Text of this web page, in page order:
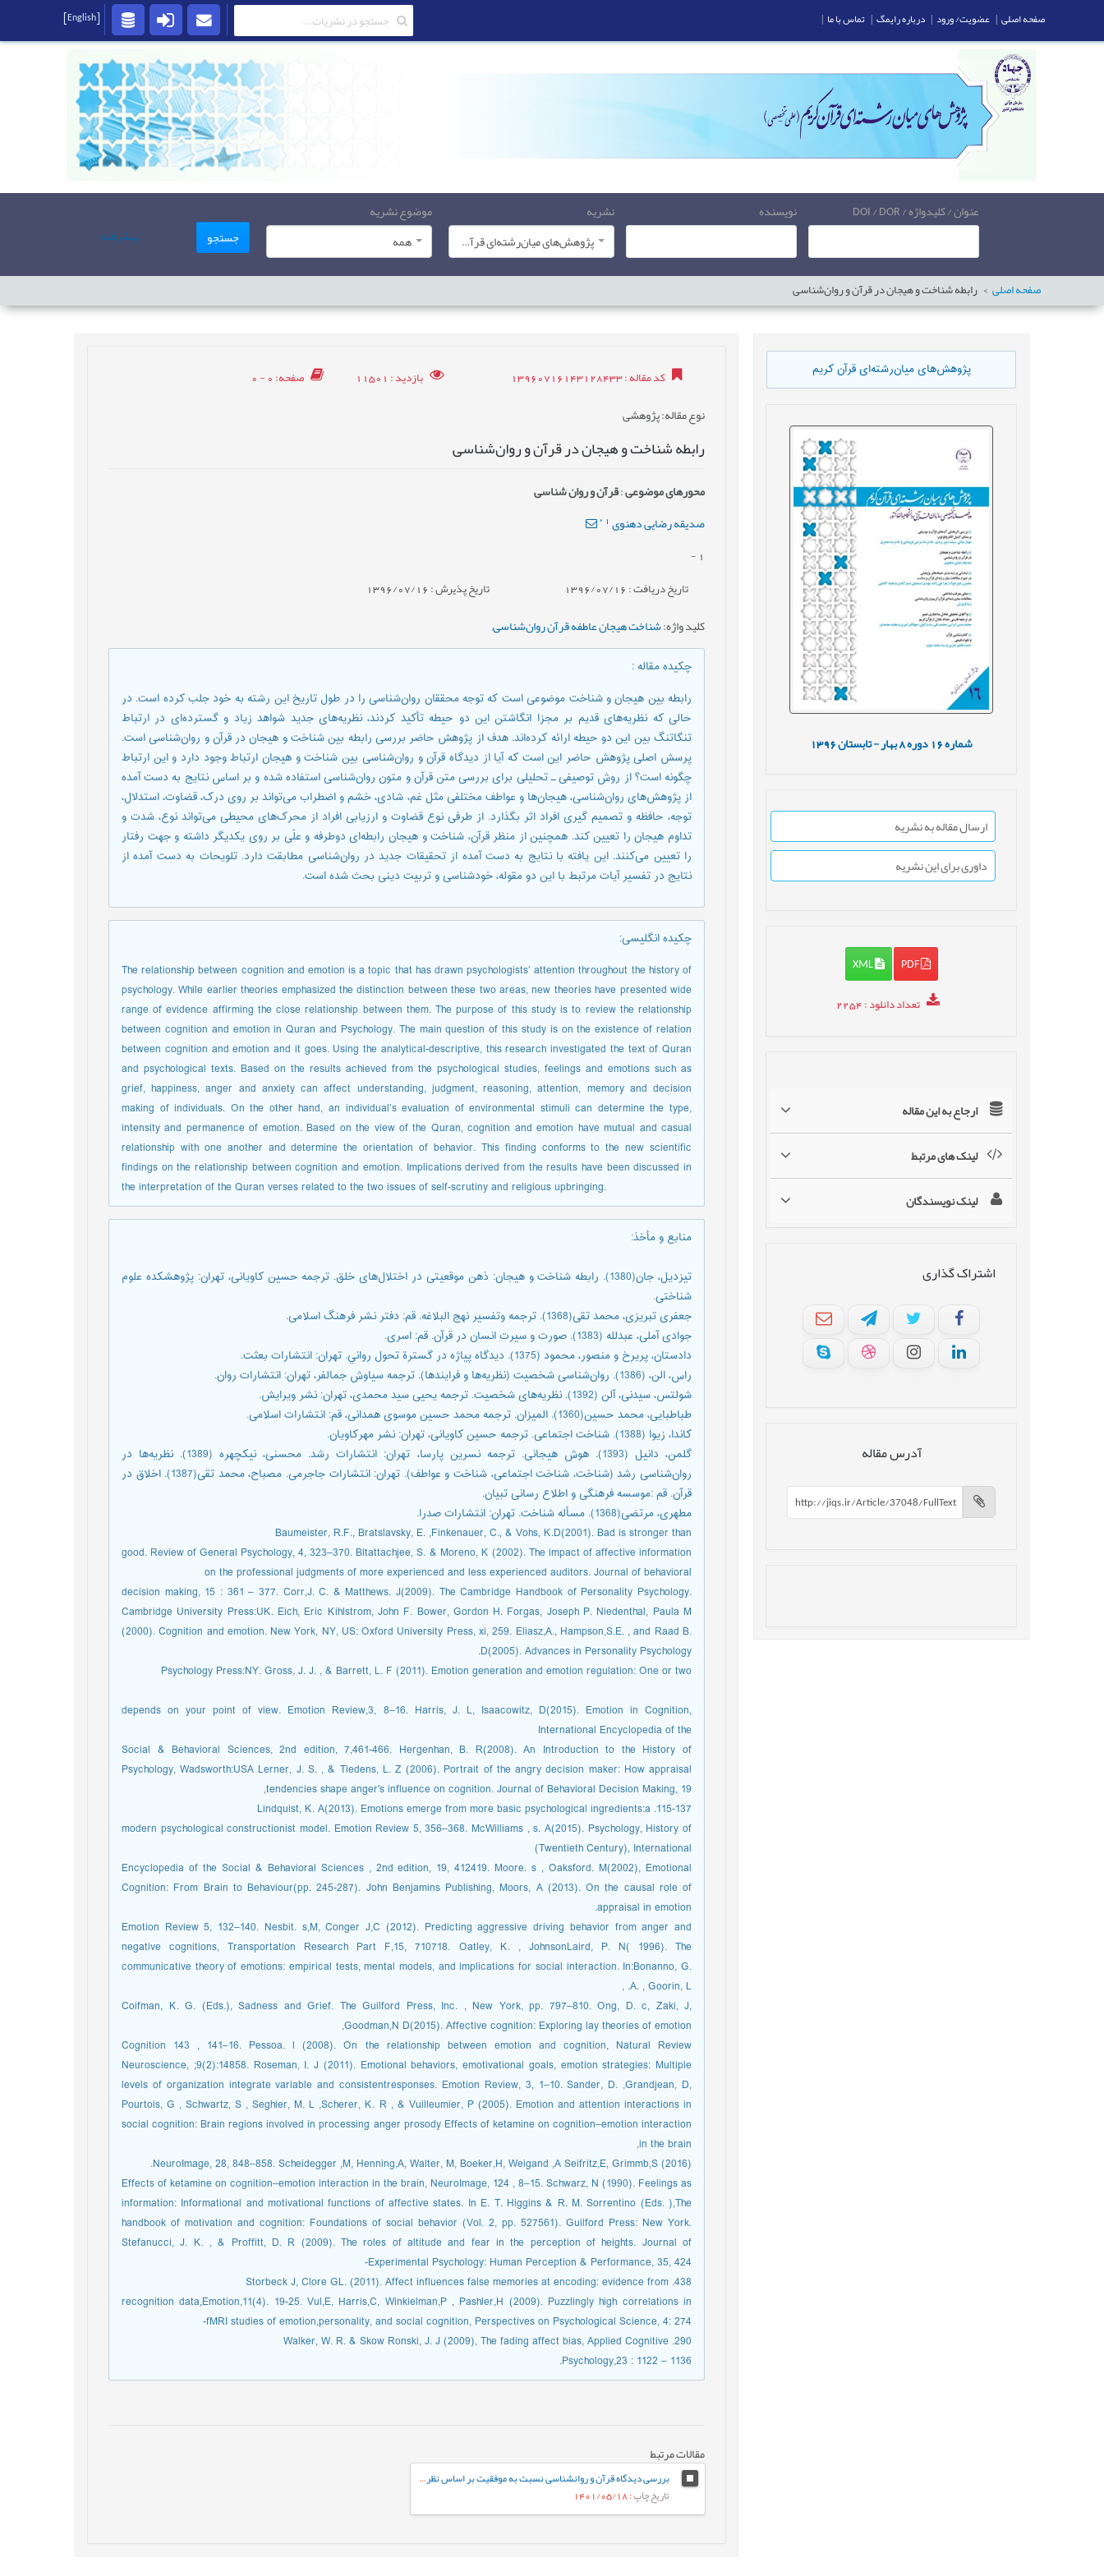
عنوان / کلیدواژه / DOI / DOR نویسنده
نشریه
پژوهش‌های میان‌رشته‌ای قرآن کریم
موضوع نشریه
همه
جستجو پیشرفته
صفحه اصلی رابطه شناخت و هیجان در قرآن و روان‌شناسی
پژوهش‌های میان‌رشته‌ای قرآن کریم
شماره دوره بهار - تابستان1396
ارسال مقاله به نشریه
داوری برای این نشریه
PDF
XML
تعداد دانلود: 2254
ارجاع به این مقاله
لینک های مرتبط
لینک نویسندگان
اشتراک گذاری
آدرس مقاله
کد مقاله: 13960716143128433 بازدید: 11501 صفحه: 0 - 0
نوع مقاله: پژوهشی
رابطه شناخت و هیجان در قرآن و روان‌شناسی
محورهای موضوعی:قرآن و روان شناسی
صدیقه رضایی دهنوی 1
*
1
-
تاریخ دریافت : 1396/07/16 تاریخ پذیرش : 1396/07/16
کلید واژه:شناخت هیجان عاطفه قرآن روان‌شناسی,
چکیده مقاله:
رابطه بین هیجان و شناخت موضوعی است که توجه محققان روان‌شناسی را در طول تاریخ این رشته به خود جلب کرده است. در
حالی که نظریه‌های قدیم بر مجزا انگاشتن این دو حیطه تأکید کردند، نظریه‌های جدید شواهد زیاد و گسترده‌ای در ارتباط
تنگاتنگ بین این دو حیطه ارائه کرده‌اند. هدف از پژوهش حاضر بررسی رابطه بین شناخت و هیجان در قرآن و روان‌شناسی است.
پرسش اصلی پژوهش حاضر این است که آیا از دیدگاه قرآن و روان‌شناسی بین شناخت و هیجان ارتباط وجود دارد و این ارتباط
چگونه است؟ از روش توصیفی ـ تحلیلی برای بررسی متن قرآن و متون روان‌شناسی استفاده شده و بر اساس نتایج به دست آمده
از پژوهش‌های روان‌شناسی، هیجان‌ها و عواطف مختلفی مثل غم، شادی، خشم و اضطراب می‌تواند بر روی درک، قضاوت، استدلال،
توجه، حافظه و تصمیم گیری افراد اثر بگذارد. از طرفی نوع قضاوت و ارزیابی افراد از محرک‌های محیطی می‌تواند نوع، شدت و
تداوم هیجان را تعیین کند. همچنین از منظر قرآن، شناخت و هیجان رابطه‌ای دوطرفه و علّی بر روی یکدیگر داشته و جهت رفتار
را تعیین می‌کنند. این یافته با نتایج به دست آمده از تحقیقات جدید در روان‌شناسی مطابقت دارد. تلویحات به دست آمده از
نتایج در تفسیر آیات مرتبط با این دو مقوله، خودشناسی و تربیت دینی بحث شده است.
چکیده انگلیسی:
The relationship between cognition and emotion is a topic that has drawn psychologists’ attention throughout the history of
psychology. While earlier theories emphasized the distinction between these two areas, new theories have presented wide
range of evidence affirming the close relationship between them. The purpose of this study is to review the relationship
between cognition and emotion in Quran and Psychology. The main question of this study is on the existence of relation
between cognition and emotion and it goes. Using the analytical-descriptive, this research investigated the text of Quran
and psychological texts. Based on the results achieved from the psychological studies, feelings and emotions such as
grief, happiness, anger and anxiety can affect understanding, judgment, reasoning, attention, memory and decision
making of individuals. On the other hand, an individual’s evaluation of environmental stimuli can determine the type,
intensity and permanence of emotion. Based on the view of the Quran, cognition and emotion have mutual and casual
relationship with one another and determine the orientation of behavior. This finding conforms to the new scientific
findings on the relationship between cognition and emotion. Implications derived from the results have been discussed in
the interpretation of the Quran verses related to the two issues of self-scrutiny and religious upbringing.
منابع و مأخذ:
تیزدیل، جان(1380). رابطه شناخت و هیجان: ذهن موقعیتی در اختلال‌های خلق. ترجمه حسین کاویانی، تهران: پژوهشکده علوم
شناختی.
جعفری تبریزی، محمد تقی(1368). ترجمه وتفسیر نهج البلاغه. قم: دفتر نشر فرهنگ اسلامی.
جوادی آملی، عبدلله (1383). صورت و سیرت انسان در قرآن. قم: اسری.
دادستان، پریرخ و منصور، محمود (1375). ديدگاه پياژه در گسترة تحول رواني. تهران: انتشارات بعثت.
راس، الن، (1386). روان‌شناسی شخصیت (نظریه‌ها و فرایندها). ترجمه سیاوش جمالفر، تهران: انتشارات روان.
شولتس، سیدنی، آلن (1392). نظریه‌های شخصیت. ترجمه‌ یحیی سید محمدی، تهران: نشر ویرایش.
طباطبایی، محمد حسین(1360). المیزان. ترجمه محمد حسین موسوی همدانی، قم: انتشارات اسلامی.
کاندا، زیوا (1388). شناخت اجتماعی. ترجمه حسین کاویانی، تهران: نشر مهرکاویان.
گلمن، دانیل (1393). هوش هیجانی. ترجمه نسرین پارسا، تهران: انتشارات رشد. محسنی، نیکچهره (1389). نظریه‌ها در
روان‌شناسی رشد (شناخت، شناخت اجتماعی، شناخت و عواطف). تهران: انتشارات جاجرمی. مصباح، محمد تقی(1387). اخلاق در
قرآن. قم :موسسه فرهنگی و اطلاع رسانی تبیان.
مطهری، مرتضی(1368). مسأله شناخت. تهران: انتشارات صدرا.
Baumeister, R.F., Bratslavsky, E. ,Finkenauer, C., & Vohs, K.D(2001). Bad is stronger than
good. Review of General Psychology, 4, 323–370. Bltattachjee, S. & Moreno, K (2002). The impact of affective information
on the professional judgments of more experienced and less experienced auditors. Journal of behavioral
decision making, 15 : 361 – 377. Corr,J. C. & Matthews. J(2009). The Cambridge Handbook of Personality Psychology.
Cambridge University Press:UK. Eich, Eric Kihlstrom, John F. Bower, Gordon H. Forgas, Joseph P. Niedenthal, Paula M
(2000). Cognition and emotion. New York, NY, US: Oxford University Press, xi, 259. Eliasz,A., Hampson,S.E. , and Raad B.
D(2005). Advances in Personality Psychology.
Psychology Press:NY. Gross, J. J. , & Barrett, L. F (2011). Emotion generation and emotion regulation: One or two
depends on your point of view. Emotion Review,3, 8–16. Harris, J. L, Isaacowitz, D(2015). Emotion in Cognition,
International Encyclopedia of the
Social & Behavioral Sciences, 2nd edition, 7,461-466. Hergenhan, B. R(2008). An Introduction to the History of
Psychology, Wadsworth:USA Lerner, J. S. , & Tiedens, L. Z (2006). Portrait of the angry decision maker: How appraisal
tendencies shape anger's influence on cognition. Journal of Behavioral Decision Making, 19,
115-137. Lindquist, K. A(2013). Emotions emerge from more basic psychological ingredients:a
modern psychological constructionist model. Emotion Review 5, 356–368. McWilliams , s. A(2015). Psychology, History of
(Twentieth Century), International
Encyclopedia of the Social & Behavioral Sciences , 2nd edition, 19, 412419. Moore. s , Oaksford. M(2002), Emotional
Cognition: From Brain to Behaviour(pp. 245-287). John Benjamins Publishing, Moors, A (2013). On the causal role of
appraisal in emotion.
Emotion Review 5, 132–140. Nesbit. s,M, Conger J,C (2012). Predicting aggressive driving behavior from anger and
negative cognitions, Transportation Research Part F,15, 710718. Oatley, K. , JohnsonLaird, P. N( 1996). The
communicative theory of emotions: empirical tests, mental models, and implications for social interaction. In:Bonanno, G.
A. , Goorin, L. ,
Coifman, K. G. (Eds.), Sadness and Grief. The Guilford Press, Inc. , New York, pp. 797–810. Ong, D. c, Zaki, J,
Goodman,N D(2015). Affective cognition: Exploring lay theories of emotion,
Cognition 143 , 141–16. Pessoa. l (2008). On the relationship between emotion and cognition, Natural Review
Neuroscience, ;9(2):14858. Roseman, I. J (2011). Emotional behaviors, emotivational goals, emotion strategies: Multiple
levels of organization integrate variable and consistentresponses. Emotion Review, 3, 1–10. Sander, D. ,Grandjean, D,
Pourtois, G , Schwartz, S , Seghier, M. L ,Scherer, K. R , & Vuilleumier, P (2005). Emotion and attention interactions in
social cognition: Brain regions involved in processing anger prosody Effects of ketamine on cognition–emotion interaction
in the brain,
NeuroImage, 28, 848–858. Scheidegger ,M, Henning,A, Walter, M, Boeker,H, Weigand ,A Seifritz,E, Grimmb,S (2016).
Effects of ketamine on cognition–emotion interaction in the brain, NeuroImage, 124 , 8–15. Schwarz, N (1990). Feelings as
information: Informational and motivational functions of affective states. In E. T. Higgins & R. M. Sorrentino (Eds. ),The
handbook of motivation and cognition: Foundations of social behavior (Vol. 2, pp. 527561). Guilford Press: New York.
Stefanucci, J. K. , & Proffitt, D. R (2009). The roles of altitude and fear in the perception of heights. Journal of
Experimental Psychology: Human Perception & Performance, 35, 424-
438. Storbeck J, Clore GL. (2011). Affect influences false memories at encoding: evidence from
recognition data,Emotion,11(4). 19-25. Vul,E, Harris,C, Winkielman,P , Pashler,H (2009). Puzzlingly high correlations in
fMRI studies of emotion,personality, and social cognition, Perspectives on Psychological Science, 4: 274-
290. Walker, W. R. & Skow Ronski, J. J (2009), The fading affect bias, Applied Cognitive
Psychology,23 : 1122 – 1136.
مقالات مرتبط
بررسی دیدگاه قرآن و روانشناسی نسبت به موفقیت بر اساس نظریه ی زمینه ای
تاریخ چاپ: 1401/05/18
صفحه اصلی | عضویت/ ورود | درباره رایمگ | تماس با ما |
[English]